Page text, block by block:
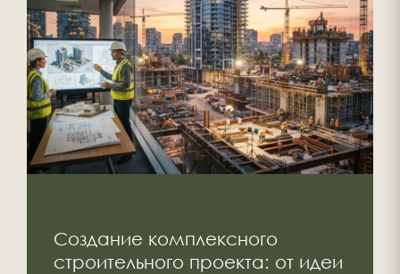
Создание комплексного
строительного проекта: от идеи